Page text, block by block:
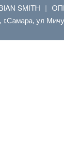
SMITH |
г.Самара, ул